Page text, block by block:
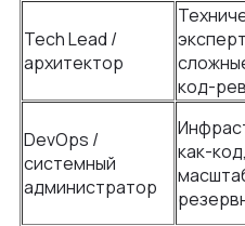
Tech Lead /
архитектор
код-
DevOps /
системный
администратор
как-